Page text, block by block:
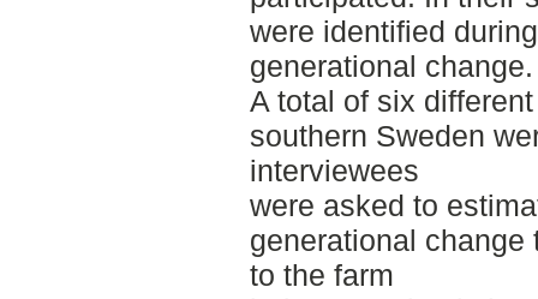
were identified
generational change.
A total of six
southern Sweden
interviewees
were asked to
generational change
to the farm